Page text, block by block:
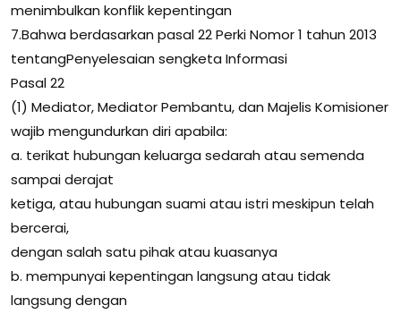
menimbulkan konflik kepentingan
7.Bahwa berdasarkan pasal 22 Perki Nomor 1 tahun 2013
tentangPenyelesaian sengketa Informasi
Pasal 22
(1) Mediator, Mediator Pembantu, dan Majelis Komisioner
wajib mengundurkan diri apabila:
a. terikat hubungan keluarga sedarah atau semenda
sampai derajat
ketiga, atau hubungan suami atau istri meskipun telah
bercerai,
dengan salah satu pihak atau kuasanya
b. mempunyai kepentingan langsung atau tidak
langsung dengan